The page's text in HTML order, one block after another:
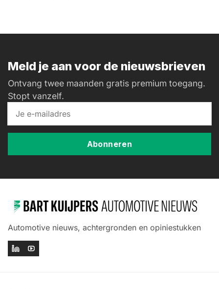
Meld je aan voor de nieuwsbrieven
Ontvang twee maanden gratis premium toegang.
Stopt vanzelf.
Abonneren
Automotive nieuws, achtergronden en opiniestukken